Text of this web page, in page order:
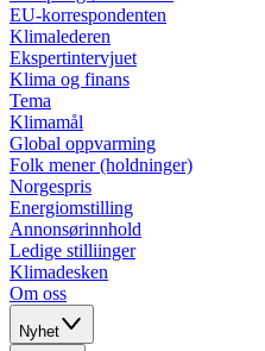
EU-korrespondenten
Klimalederen
Ekspertintervjuet
Klima og finans
Tema
Klimamål
Global oppvarming
Folk mener (holdninger)
Norgespris
Energiomstilling
Annonsørinnhold
Ledige stilliinger
Klimadesken
Om oss
Nyhet